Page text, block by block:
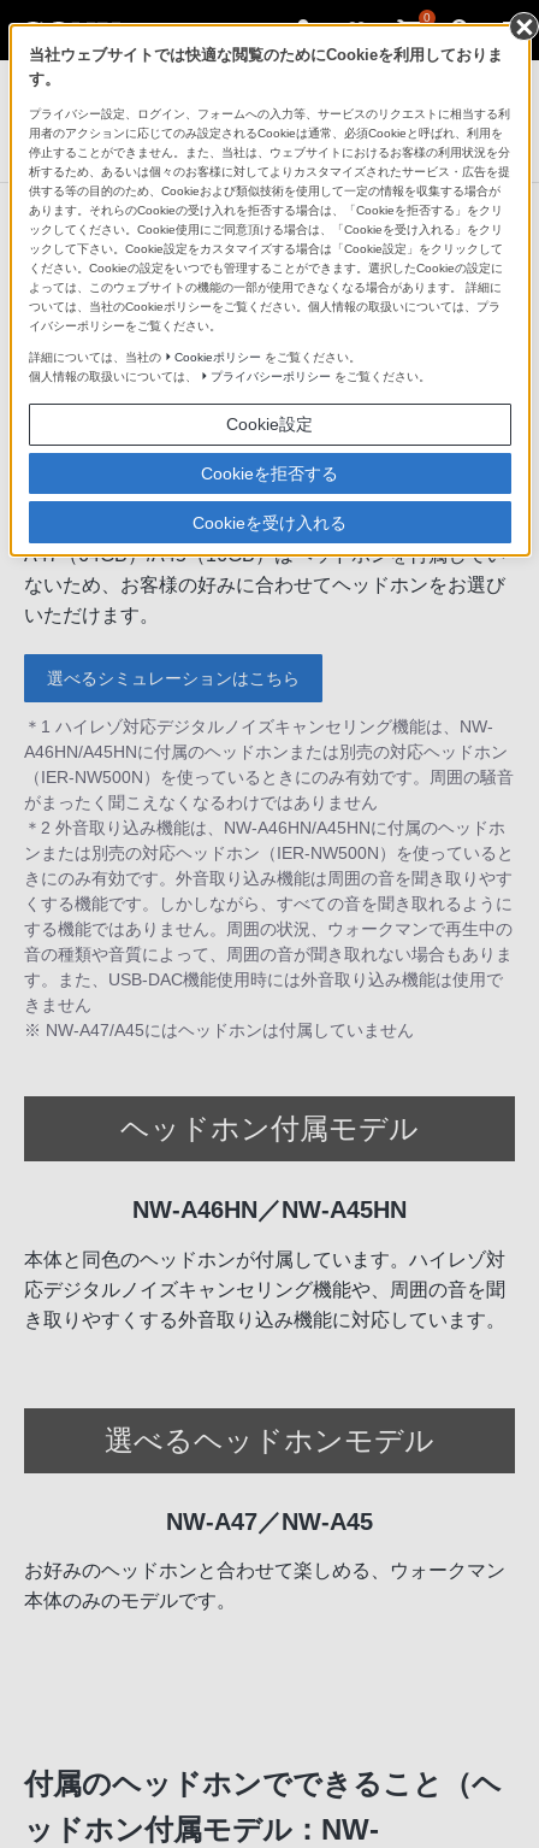
0
ポータブルオーディオプレーヤー ウォークマン
ウォークマンAシリーズ[メモリータイプ]
NW-A40シリーズ
スタイルに合わせて選べるラインア
ップ
A40シリーズは、ハイレゾ対応ヘッドホンを付属したモ
デルと、ウォークマン本体のみのモデルをラインアッ
プ。NW-A46HN（32GB）/A45HN（16GB）は、「ハイ
レゾ対応デジタルノイズキャンセリング機能」（＊1）
と「外音取り込み機能」（＊2）を搭載したヘッドホン
を付属しています。また、NW-
A47（64GB）/A45（16GB）はヘッドホンを付属してい
ないため、お客様の好みに合わせてヘッドホンをお選び
いただけます。
選べるシミュレーションはこちら
＊1 ハイレゾ対応デジタルノイズキャンセリング機能は、NW-
A46HN/A45HNに付属のヘッドホンまたは別売の対応ヘッドホン
（IER-NW500N）を使っているときにのみ有効です。周囲の騒音
がまったく聞こえなくなるわけではありません
＊2 外音取り込み機能は、NW-A46HN/A45HNに付属のヘッドホ
ンまたは別売の対応ヘッドホン（IER-NW500N）を使っていると
きにのみ有効です。外音取り込み機能は周囲の音を聞き取りやす
くする機能です。しかしながら、すべての音を聞き取れるように
する機能ではありません。周囲の状況、ウォークマンで再生中の
音の種類や音質によって、周囲の音が聞き取れない場合もありま
す。また、USB-DAC機能使用時には外音取り込み機能は使用で
きません
※ NW-A47/A45にはヘッドホンは付属していません
ヘッドホン付属モデル
NW-A46HN／NW-A45HN
本体と同色のヘッドホンが付属しています。ハイレゾ対
応デジタルノイズキャンセリング機能や、周囲の音を聞
き取りやすくする外音取り込み機能に対応しています。
選べるヘッドホンモデル
NW-A47／NW-A45
お好みのヘッドホンと合わせて楽しめる、ウォークマン
本体のみのモデルです。
付属のヘッドホンでできること（ヘ
ッドホン付属モデル：NW-
当社ウェブサイトでは快適な閲覧のためにCookieを利用しておりま
す。
プライバシー設定、ログイン、フォームへの入力等、サービスのリクエストに相当する利
用者のアクションに応じてのみ設定されるCookieは通常、必須Cookieと呼ばれ、利用を
停止することができません。また、当社は、ウェブサイトにおけるお客様の利用状況を分
析するため、あるいは個々のお客様に対してよりカスタマイズされたサービス・広告を提
供する等の目的のため、Cookieおよび類似技術を使用して一定の情報を収集する場合が
あります。それらのCookieの受け入れを拒否する場合は、「Cookieを拒否する」をクリ
ックしてください。Cookie使用にご同意頂ける場合は、「Cookieを受け入れる」をクリ
ックして下さい。Cookie設定をカスタマイズする場合は「Cookie設定」をクリックして
ください。Cookieの設定をいつでも管理することができます。選択したCookieの設定に
よっては、このウェブサイトの機能の一部が使用できなくなる場合があります。 詳細に
ついては、当社のCookieポリシーをご覧ください。個人情報の取扱いについては、プラ
イバシーポリシーをご覧ください。
詳細については、当社の Cookieポリシー をご覧ください。
個人情報の取扱いについては、
プライバシーポリシー をご覧ください。
Cookie設定
Cookieを拒否する
Cookieを受け入れる